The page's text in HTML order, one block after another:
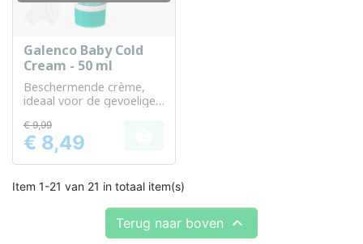
Galenco Baby Cold
Cream - 50 ml
Beschermende crème,
ideaal voor de gevoelige
Prijs
€ 9,99
€ 8,49
Item 1-21 van 21 in totaal item(s)
Terug naar boven 